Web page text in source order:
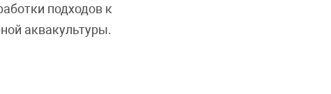
подходов к
аквакультуры.